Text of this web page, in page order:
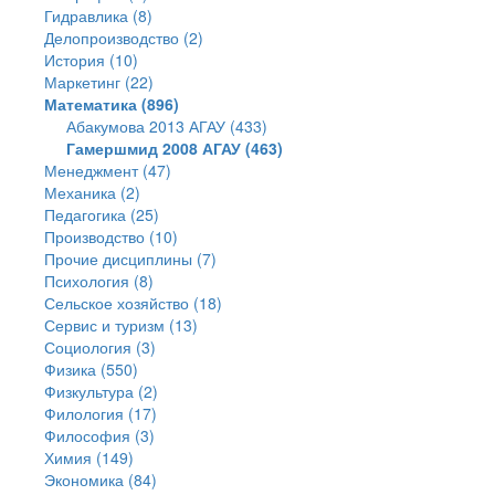
Гидравлика (8)
Делопроизводство (2)
История (10)
Маркетинг (22)
Математика (896)
Абакумова 2013 АГАУ (433)
Гамершмид 2008 АГАУ (463)
Менеджмент (47)
Механика (2)
Педагогика (25)
Производство (10)
Прочие дисциплины (7)
Психология (8)
Сельское хозяйство (18)
Сервис и туризм (13)
Социология (3)
Физика (550)
Физкультура (2)
Филология (17)
Философия (3)
Химия (149)
Экономика (84)